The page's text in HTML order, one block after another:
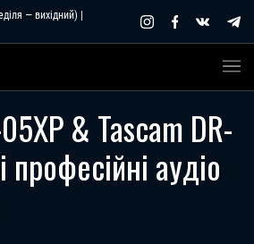
— вихідний) |
& Tascam DR-
професійні аудіо